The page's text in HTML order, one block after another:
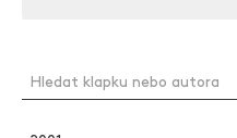
Aktuální výstavy